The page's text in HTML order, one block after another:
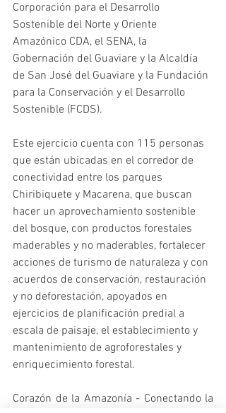
Corporación para el Desarrollo
Sostenible del Norte y Oriente
Amazónico CDA, el SENA, la
Gobernación del Guaviare y la Alcaldía
de San José del Guaviare y la Fundación
para la Conservación y el Desarrollo
Sostenible (FCDS).
Este ejercicio cuenta con 115 personas
que están ubicadas en el corredor de
conectividad entre los parques
Chiribiquete y Macarena, que buscan
hacer un aprovechamiento sostenible
del bosque, con productos forestales
maderables y no maderables, fortalecer
acciones de turismo de naturaleza y con
acuerdos de conservación, restauración
y no deforestación, apoyados en
ejercicios de planificación predial a
escala de paisaje, el establecimiento y
mantenimiento de agroforestales y
enriquecimiento forestal.
Corazón de la Amazonía - Conectando la